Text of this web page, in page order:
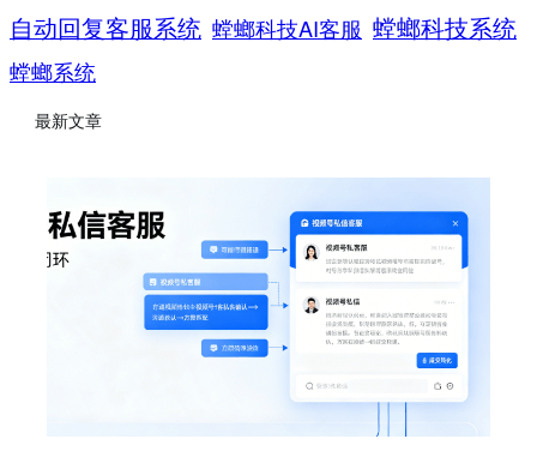
自动回复客服系统 螳螂科技AI客服 螳螂科技系统
螳螂系统
最新文章